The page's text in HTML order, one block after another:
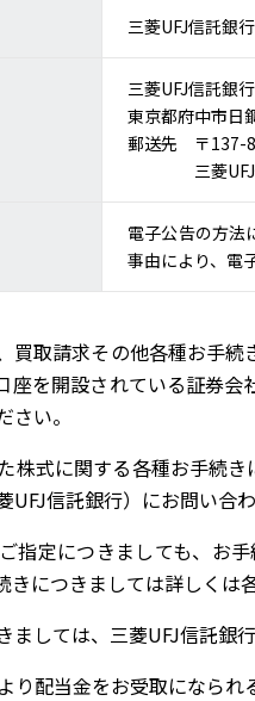
三菱UFJ信託銀
三菱UFJ信託銀
東京都府中市日
郵送先 〒137-
三菱UFJ信
電子公告の方法
事由により、電
買取請求その他各種お手
座を開設されている証券
さい。
株式に関する各種お手続
UFJ信託銀行）にお問い合
指定につきましても、お
きにつきましては詳しくは
ましては、三菱UFJ信託銀
り配当金をお受取になら